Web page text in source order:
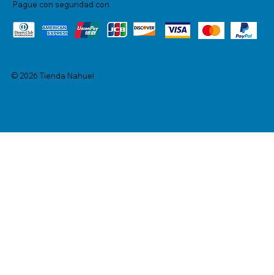
Pague con seguridad con
© 2026 Tienda Nahuel